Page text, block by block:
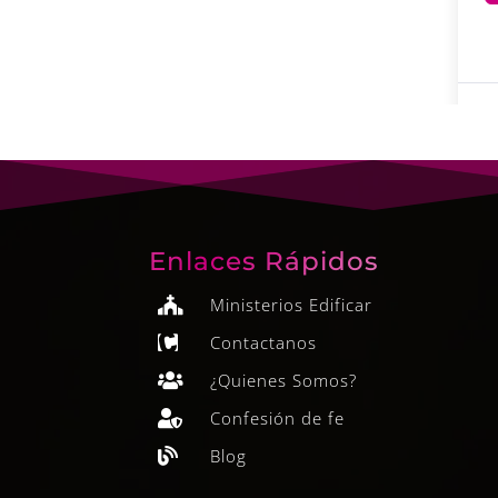
Enlaces Rápidos
 Ministerios Edificar
 Contactanos
 ¿Quienes Somos?
 Confesión de fe
 Blog